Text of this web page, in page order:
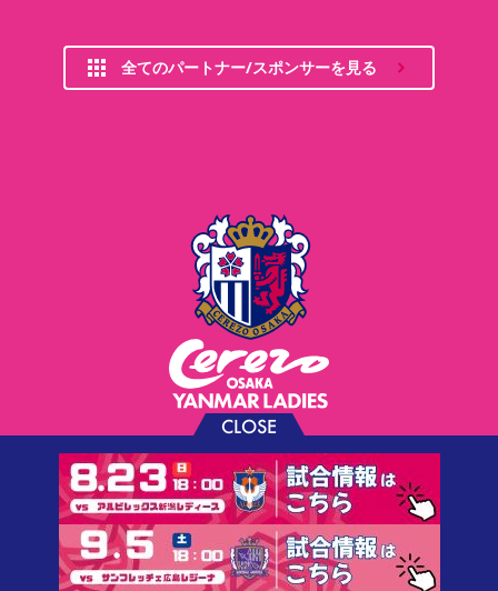
CLOSE
全てのパートナー/スポンサーを見る
お問い合わせプライバシーポリシー ソーシャルメディアポリシー
©CEREZO OSAKA CO.,LTD.